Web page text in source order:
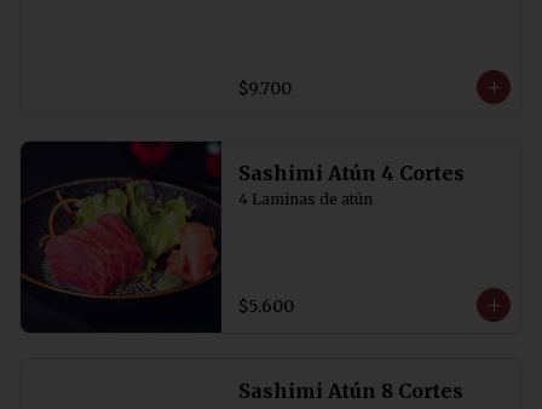
$9.700
Sashimi Atún 4 Cortes
4 Laminas de atún
$5.600
Sashimi Atún 8 Cortes